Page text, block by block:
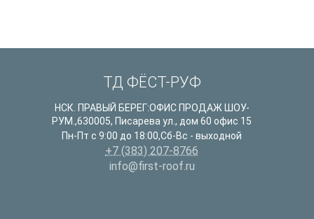
ТД ФЁСТ-РУФ
НСК. ПРАВЫЙ БЕРЕГ:ОФИС ПРОДАЖ ШОУ-
РУМ.,630005, Писарева ул., дом 60 офис 15
Пн-Пт с 9:00 до 18:00,Сб-Вс - выходной
+7 (383) 207-8766
info@first-roof.ru